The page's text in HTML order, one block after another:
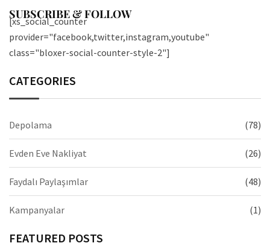
SUBSCRIBE & FOLLOW
[xs_social_counter
provider="facebook,twitter,instagram,youtube"
class="bloxer-social-counter-style-2"]
CATEGORIES
Depolama (78)
Evden Eve Nakliyat (26)
Faydalı Paylaşımlar (48)
Kampanyalar (1)
FEATURED POSTS